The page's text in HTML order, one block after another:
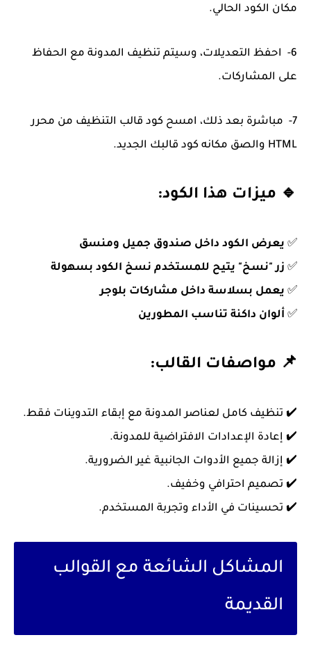
مكان الكود الحالي.
6- احفظ التعديلات، وسيتم تنظيف المدونة مع الحفاظ
على المشاركات.
7- مباشرة بعد ذلك، امسح كود قالب التنظيف من محرر
HTML والصق مكانه كود قالبك الجديد.
🔹 ميزات هذا الكود:
✅ يعرض الكود داخل صندوق جميل ومنسق
✅ زر "نسخ" يتيح للمستخدم نسخ الكود بسهولة
✅ يعمل بسلاسة داخل مشاركات بلوجر
✅ ألوان داكنة تناسب المطورين
📌 مواصفات القالب:
✔️ تنظيف كامل لعناصر المدونة مع إبقاء التدوينات فقط.
✔️ إعادة الإعدادات الافتراضية للمدونة.
✔️ إزالة جميع الأدوات الجانبية غير الضرورية.
✔️ تصميم احترافي وخفيف.
✔️ تحسينات في الأداء وتجربة المستخدم.
المشاكل الشائعة مع القوالب
القديمة